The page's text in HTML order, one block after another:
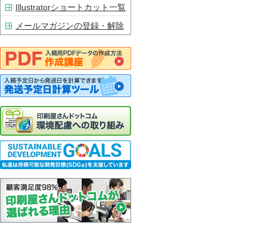
Illustratorショートカット一覧
メールマガジンの登録・解除